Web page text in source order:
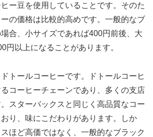
ー豆を使用していることです。そのた
の価格は比較的高めです。一般的なブ
合、小サイズであれば400円前後、大
円以上になることがあります。
トールコーヒーです。ドトールコーヒ
コーヒーチェーンであり、多くの支店
スターバックスと同じく高品質なコー
り、味にこだわりがあります。しか
ほど高価ではなく、一般的なブラック